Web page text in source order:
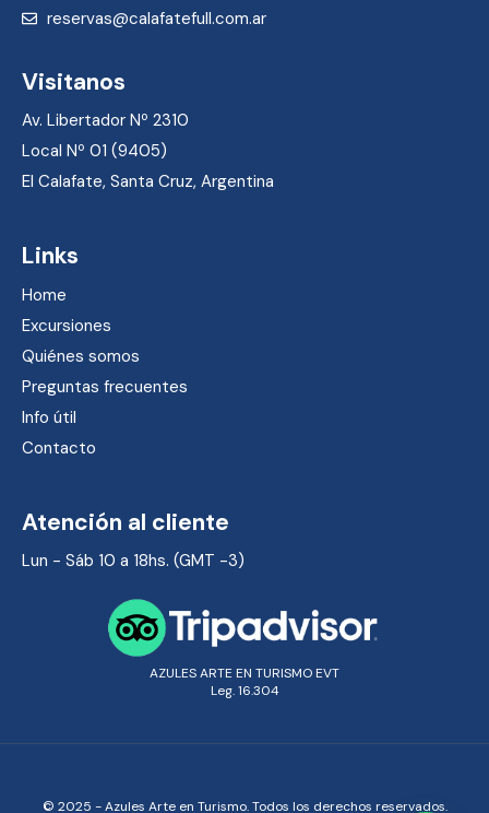
reservas@calafatefull.com.ar
Visitanos
Av. Libertador Nº 2310
Local Nº 01 (9405)
El Calafate, Santa Cruz, Argentina
Links
Home
Excursiones
Quiénes somos
Preguntas frecuentes
Info útil
Contacto
Atención al cliente
Lun - Sáb 10 a 18hs. (GMT -3)
AZULES ARTE EN TURISMO EVT
Leg. 16.304
© 2025 - Azules Arte en Turismo. Todos los derechos reservados.